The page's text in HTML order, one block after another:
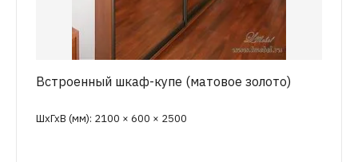
Встроенный шкаф-купе (матовое золото)
ШхГхВ (мм): 2100 × 600 × 2500